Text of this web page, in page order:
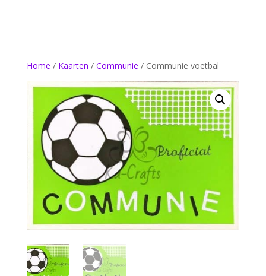
Home / Kaarten / Communie / Communie voetbal